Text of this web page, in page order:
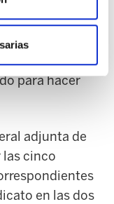
hemos
en
unas
para hacer
adjunta de
las cinco
en las dos